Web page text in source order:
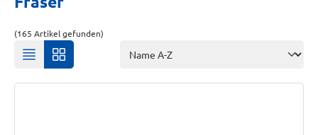
(165 Artikel gefunden)